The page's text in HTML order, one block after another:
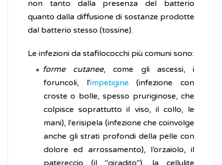
non tanto dalla presenza del batterio
quanto dalla diffusione di sostanze prodotte
dal batterio stesso (tossine).
Le infezioni da stafilococchi più comuni sono:
forme cutanee, come gli ascessi, i
foruncoli, l'impetigine (infezione con
croste o bolle, spesso pruriginose, che
colpisce soprattutto il viso, il collo, le
mani), l'erisipela (infezione che coinvolge
anche gli strati profondi della pelle con
dolore ed arrossamento), l’orzaiolo, il